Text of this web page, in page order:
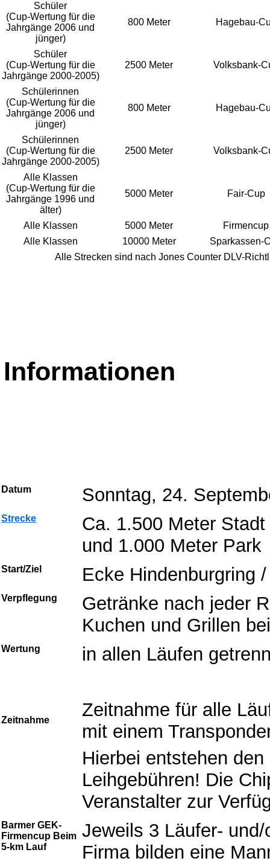
Schüler
(Cup-Wertung für die
Jahrgänge 2006 und
jünger)
800 Meter Hagebau-
Schüler
(Cup-Wertung für die
Jahrgänge 2000-2005)
2500 Meter Volksbank-
Schülerinnen
(Cup-Wertung für die
Jahrgänge 2006 und
jünger)
800 Meter Hagebau-
Schülerinnen
(Cup-Wertung für die
Jahrgänge 2000-2005)
2500 Meter Volksbank-
Alle Klassen
(Cup-Wertung für die
Jahrgänge 1996 und
älter)
5000 Meter Fair-Cup
Alle Klassen 5000 Meter
Firmencup
Alle Klassen
10000 Meter
Sparkassen-
Alle Strecken sind nach Jones Counter DLV-
Informationen
Datum Sonntag, 24.
Strecke
Ca. 1.500 Meter Stadt
und 1.000 Meter Park
Start/Ziel Ecke Hindenburgring
Verpflegung
Getränke nach jeder
Kuchen und Grillen
Wertung in allen Läufen
Zeitnahme
Zeitnahme für alle
mit einem
Hierbei entstehen
Leihgebühren! Die
Veranstalter zur
Barmer GEK-
Firmencup Beim
5-km Lauf
Jeweils 3 Läufer-
Firma bilden eine